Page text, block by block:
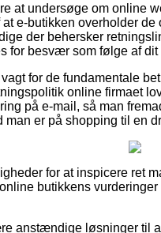
at undersøge om online
e-butikken overholder
der behersker
for besvær som følge af dit
vagt for de fundamentale
online firmaet
på e-mail, så man
man er på shopping til en
for at inspicere ret
butikkens
anstændige løsninger til